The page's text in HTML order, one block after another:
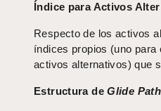
Índice para Activos
Respecto de los activos
índices propios (uno
activos alternativos) que
Estructura deGlide Path